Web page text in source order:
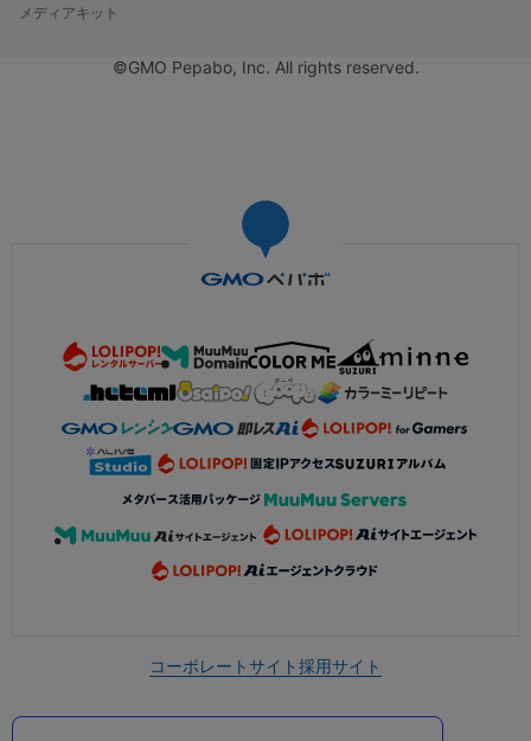
メディアキット
©GMO Pepabo, Inc. All rights reserved.
コーポレートサイト採用サイト